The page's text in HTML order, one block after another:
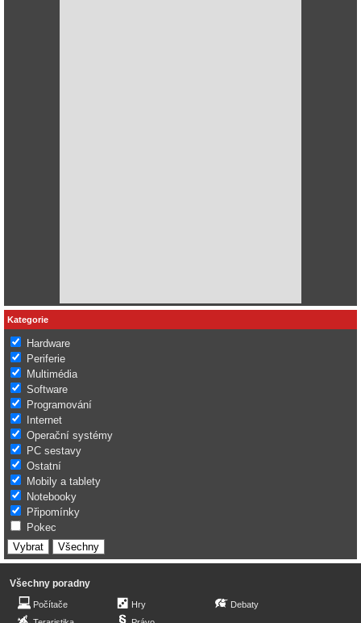
Kategorie
Hardware
Periferie
Multimédia
Software
Programování
Internet
Operační systémy
PC sestavy
Ostatní
Mobily a tablety
Notebooky
Připomínky
Pokec
Všechny poradny
Počítače
Hry
Debaty